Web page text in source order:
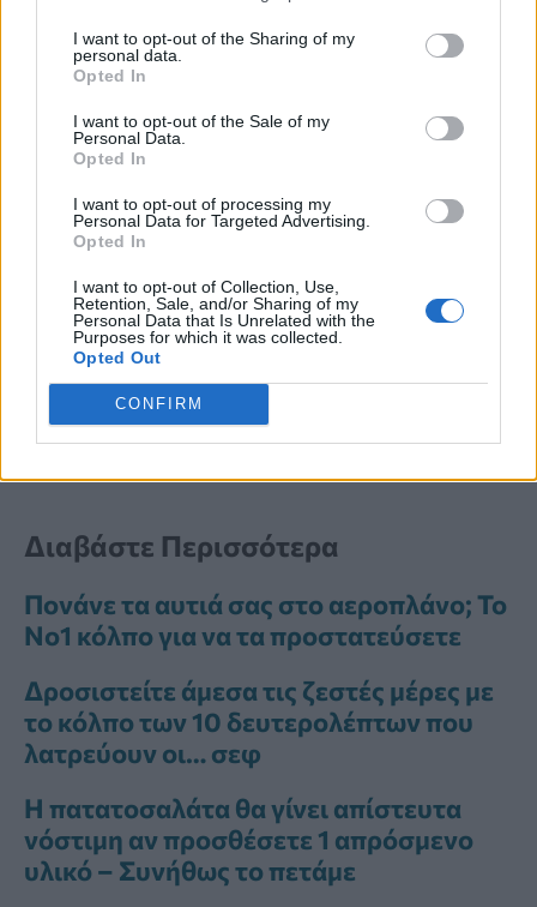
I want to opt-out of the Sharing of my
personal data.
Opted In
I want to opt-out of the Sale of my
Personal Data.
Opted In
I want to opt-out of processing my
Personal Data for Targeted Advertising.
Opted In
I want to opt-out of Collection, Use,
Retention, Sale, and/or Sharing of my
Personal Data that Is Unrelated with the
Purposes for which it was collected.
Opted Out
CONFIRM
θέρμανση ή τον κλιματισμό πριν
αφαιρέσετε το κάλυμμα του
αεραγωγού
δύο πλευρές της σχάρας με ένα
βούρτσα. Ξεπλύνετε και
κάλυμμα εξαερισμού πριν το
επανατοποθετήσετε, ώστε η
σκόνη να μην κολλάει πάνω του.
Διαβάστε Περισσότερα
Πονάνε τα αυτιά σας στο αεροπλάνο; Το
Νο1 κόλπο για να τα προστατεύσετε
Δροσιστείτε άμεσα τις ζεστές μέρες με
το κόλπο των 10 δευτερολέπτων που
λατρεύουν οι… σεφ
Η πατατοσαλάτα θα γίνει απίστευτα
νόστιμη αν προσθέσετε 1 απρόσμενο
υλικό – Συνήθως το πετάμε